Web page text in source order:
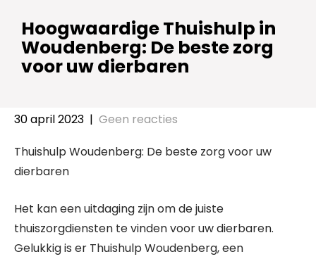
Hoogwaardige Thuishulp in
Woudenberg: De beste zorg
voor uw dierbaren
30 april 2023 | Geen reacties
Thuishulp Woudenberg: De beste zorg voor uw
dierbaren
Het kan een uitdaging zijn om de juiste
thuiszorgdiensten te vinden voor uw dierbaren.
Gelukkig is er Thuishulp Woudenberg, een